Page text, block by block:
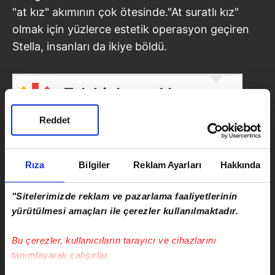
Rıza Bilgiler Reklam Ayarları Hakkında
"Sitelerimizde reklam ve pazarlama faaliyetlerinin
yürütülmesi amaçları ile çerezler kullanılmaktadır.
Bu çerezler, kullanıcıların tarayıcı ve cihazlarını
tanımlayarak çalışırlar.
Reddet
"at kız" akımının çok ötesinde."At suratlı kız"
olmak için yüzlerce estetik operasyon geçiren
Stella, insanları da ikiye böldü.
SONRAKİ HABER
İZLE I Amerika’da ölü bulunan